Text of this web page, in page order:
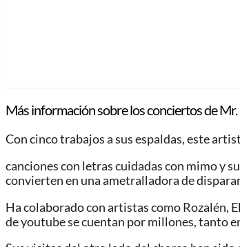
Más información sobre los conciertos de
Con cinco trabajos a sus espaldas, este
canciones con letras cuidadas con mimo y
convierten en una ametralladora de
Ha colaborado con artistas como Rozalén,
de youtube se cuentan por millones, tanto